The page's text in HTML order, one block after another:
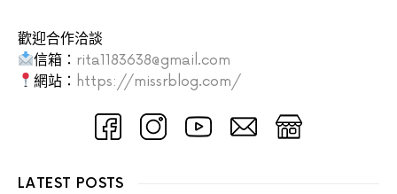
歡迎合作洽談
信箱： rita1183638@gmail.com
網站： https://missrblog.com/
LATEST POSTS